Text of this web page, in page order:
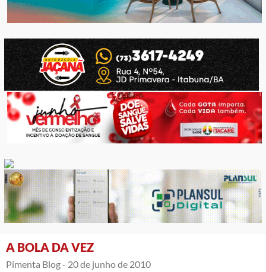
A BOLA DA VEZ
Pimenta Blog - 20 de junho de 2010